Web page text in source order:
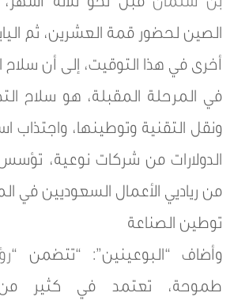
بن سلمان قبل نحو ثلاثة أشهر،
الصين لحضور قمة العشرين، ثم
أخرى في هذا التوقيت، إلى أن سلاح
في المرحلة المقبلة، هو سلاح
ونقل التقنية وتوطينها، واجتذاب
الدولارات من شركات نوعية،
من رياديي الأعمال السعوديين في
توطين الصناعة
وأضاف “البوعينين”: “تتضمن “
طموحة، تعتمد في كثير من